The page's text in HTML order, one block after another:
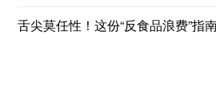
舌尖莫任性！这份“反食品浪费”指